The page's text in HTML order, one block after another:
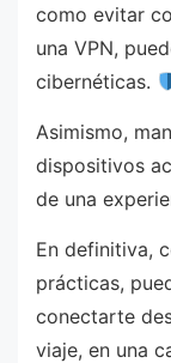
como evitar
una VPN,
cibernéticas.
Asimismo,
dispositivos
de una
En definitiva,
prácticas,
conectarte
viaje, en una